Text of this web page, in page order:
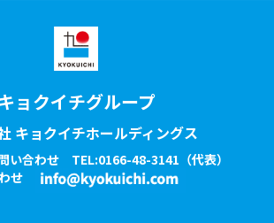
キョクイチグループ
キョクイチホールディングス
い合わせ TEL:0166-48-3141 （代表）
せ